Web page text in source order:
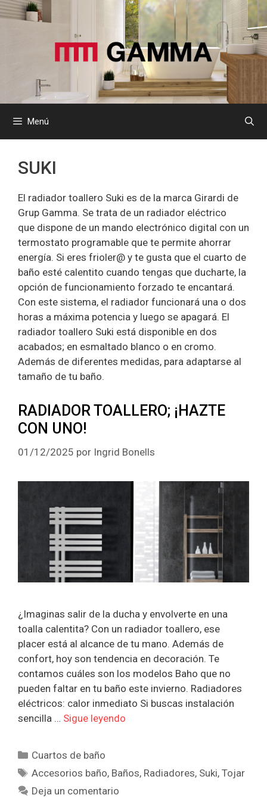
Saltar
al
Menú
SUKI
El radiador toallero Suki es de la marca Girardi de
Grup Gamma. Se trata de un radiador eléctrico
que dispone de un mando electrónico digital con un
termostato programable que te permite ahorrar
energía. Si eres frioler@ y te gusta que el cuarto de
baño esté calentito cuando tengas que ducharte, la
opción de funcionamiento forzado te encantará.
Con este sistema, el radiador funcionará una o dos
horas a máxima potencia y luego se apagará. El
radiador toallero Suki está disponible en dos
acabados; en esmaltado blanco o en cromo.
Además de diferentes medidas, para adaptarse al
tamaño de tu baño.
RADIADOR TOALLERO; ¡HAZTE
CON UNO!
01/12/2025 por Ingrid Bonells
¿Imaginas salir de la ducha y envolverte en una
toalla calentita? Con un radiador toallero, ese
placer está al alcance de tu mano. Además de
confort, hoy son tendencia en decoración. Te
contamos cuáles son los modelos Baho que no
pueden faltar en tu baño este invierno. Radiadores
eléctricos: calor inmediato Si buscas instalación
sencilla … Sigue leyendo
Categorías
Cuartos de baño
Etiquetas
Accesorios baño, Baños, Radiadores, Suki,Tojar
Deja un comentario